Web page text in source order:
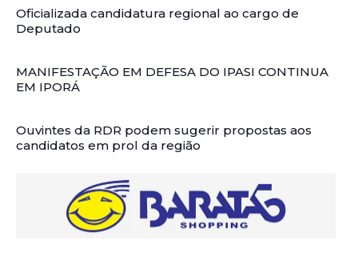
Oficializada candidatura regional ao cargo de
Deputado
MANIFESTAÇÃO EM DEFESA DO IPASI CONTINUA
EM IPORÁ
Ouvintes da RDR podem sugerir propostas aos
candidatos em prol da região